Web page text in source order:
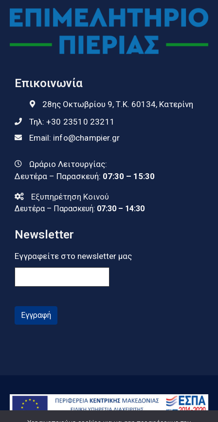
Επικοινωνία
28ης Οκτωβρίου 9, Τ.Κ. 60134, Κατερίνη
Τηλ: +30 23510 23211
Email: info@champier.gr
Ωράριο Λειτουργίας:
Δευτέρα – Παρασκευή: 07:30 – 15:30
Εξυπηρέτηση Κοινού
Δευτέρα – Παρασκευή: 07:30 – 14:30
Newsletter
Εγγραφείτε στο newsletter μας
Εγγραφή